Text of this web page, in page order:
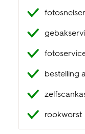
klantenservice
bestelling
rookworst